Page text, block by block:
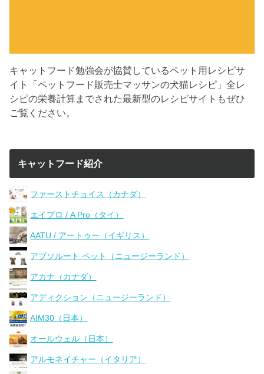
キャットフード勉強会が協賛しているペット用レシピサ
イト「ペットフード販売士マッサンの犬猫レシピ」全レ
シピの栄養計算までされた最新型のレシピサイトもぜひ
ご覧ください。
キャットフード紹介
ファーストチョイス（カナダ）
エイプロ / A Pro（タイ）
AATU / アートゥー（イギリス）
アブソルート ペット（ニュージーランド）
アカナ（カナダ）
アディクション（ニュージーランド）
AIM30（日本）
オールウェル（日本）
アルモネイチャー（イタリア）